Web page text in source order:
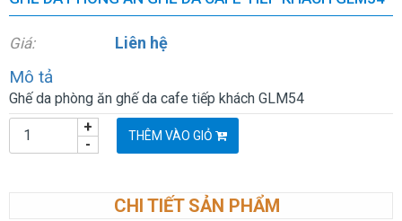
Giá: Liên hệ
Mô tả
Ghế da phòng ăn ghế da cafe tiếp khách GLM54
-
+ THÊM VÀO GIỎ
CHI TIẾT SẢN PHẨM